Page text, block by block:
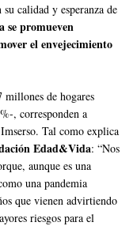
calidad y esperanza de
se promueven
el envejecimiento
millones de hogares
, corresponden a
Tal como explica
Edad&Vida: “Nos
aunque es una
una pandemia
que vienen advirtiendo
riesgos para el